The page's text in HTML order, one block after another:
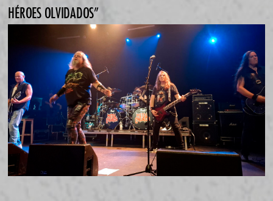
HÉROES OLVIDADOS”